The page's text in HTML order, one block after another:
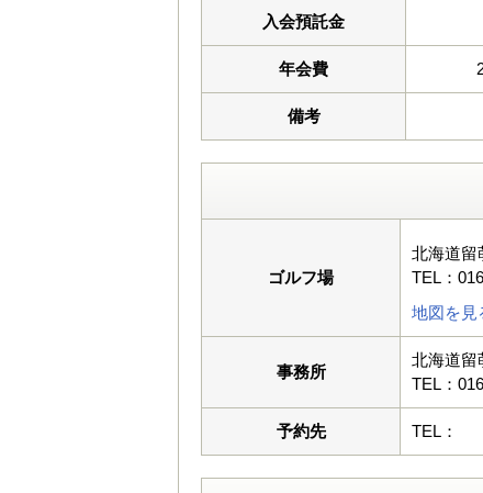
入会預託金
年会費
備考
ゴルフ場
北海道留
TEL：
地図を見
事務所
北海道留
TEL：
予約先 TEL：